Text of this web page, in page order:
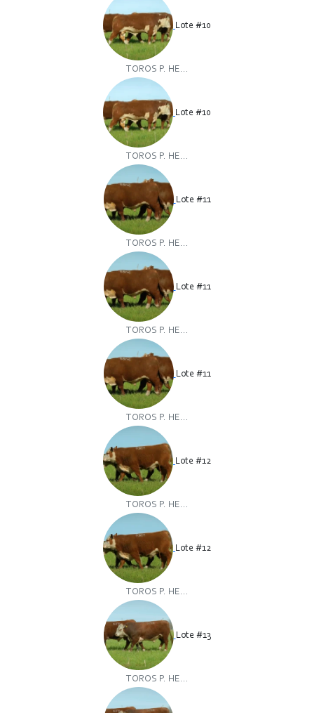
Lote #10
TOROS P. HE...
Lote #10
TOROS P. HE...
Lote #11
TOROS P. HE...
Lote #11
TOROS P. HE...
Lote #11
TOROS P. HE...
Lote #12
TOROS P. HE...
Lote #12
TOROS P. HE...
Lote #13
TOROS P. HE...